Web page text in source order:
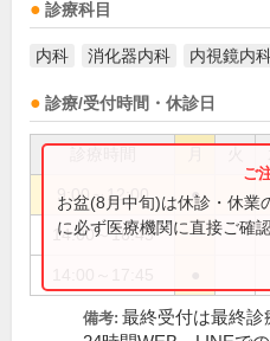
診療科目
内科 消化器内科 内視鏡内
診療/受付時間・休診日
9:00～12:00 ●
14:00～16:45
お盆(8月中旬)は休診・休業
に必ず医療機関に直接ご確
備考: 最終受付は最終診